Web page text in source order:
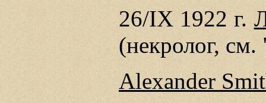
26/IX 1922 г.
(некролог,
Alexander